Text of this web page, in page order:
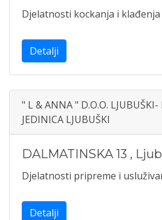
Djelatnosti kockanja i klađenja
Detalji
" L & ANNA " D.O.O. LJUBUŠKI-
JEDINICA LJUBUŠKI
DALMATINSKA 13 ,
Djelatnosti pripreme i
Detalji